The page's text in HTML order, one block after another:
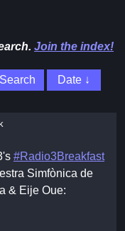
Join the index!
#Radio3Breakfast
Simfònica de
& Eije Oue: